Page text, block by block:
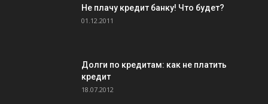
Не плачу кредит банку! Что будет?
01.12.2011
Долги по кредитам: как не платить
кредит
18.07.2012